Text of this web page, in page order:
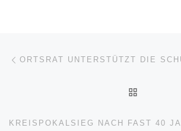
Beitragsnavigation